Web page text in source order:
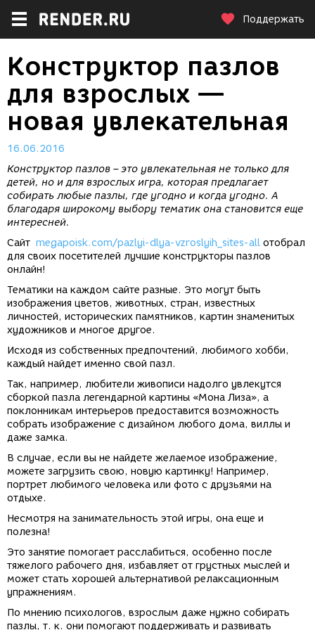
Поддержать
Конструктор пазлов
для взрослых —
новая увлекательная
16.06.2016
Конструктор пазлов – это увлекательная не только для
детей, но и для взрослых игра, которая предлагает
собирать любые пазлы, где угодно и когда угодно. А
благодаря широкому выбору тематик она становится еще
интересней.
Сайт megapoisk.com/pazlyi-dlya-vzroslyih_sites-all отобрал
для своих посетителей лучшие конструкторы пазлов
онлайн!
Тематики на каждом сайте разные. Это могут быть
изображения цветов, животных, стран, известных
личностей, исторических памятников, картин знаменитых
художников и многое другое.
Исходя из собственных предпочтений, любимого хобби,
каждый найдет именно свой пазл.
Так, например, любители живописи надолго увлекутся
сборкой пазла легендарной картины «Мона Лиза», а
поклонникам интерьеров предоставится возможность
собрать изображение с дизайном любого дома, виллы и
даже замка.
В случае, если вы не найдете желаемое изображение,
можете загрузить свою, новую картинку! Например,
портрет любимого человека или фото с друзьями на
отдыхе.
Несмотря на занимательность этой игры, она еще и
полезна!
Это занятие помогает расслабиться, особенно после
тяжелого рабочего дня, избавляет от грустных мыслей и
может стать хорошей альтернативой релаксационным
упражнениям.
По мнению психологов, взрослым даже нужно собирать
пазлы, т. к. они помогают поддерживать и развивать